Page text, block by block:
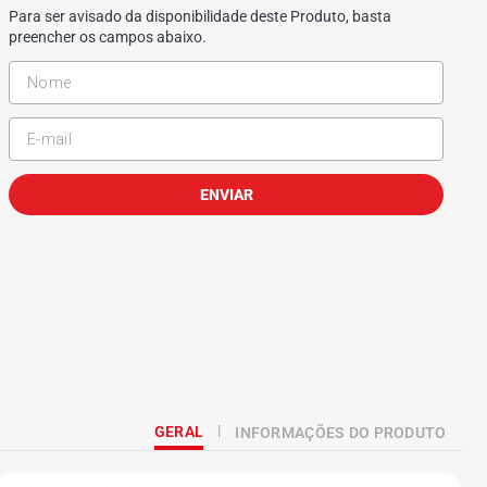
Para ser avisado da disponibilidade deste Produto, basta
preencher os campos abaixo.
ENVIAR
GERAL INFORMAÇÕES DO PRODUTO